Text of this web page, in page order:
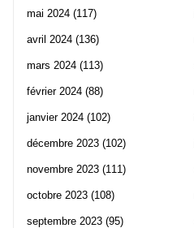
mai 2024 (117)
avril 2024 (136)
mars 2024 (113)
février 2024 (88)
janvier 2024 (102)
décembre 2023 (102)
novembre 2023 (111)
octobre 2023 (108)
septembre 2023 (95)